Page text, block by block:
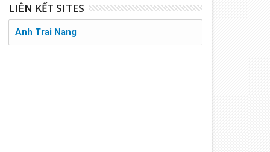
LIÊN KẾT SITES
Anh Trai Nang